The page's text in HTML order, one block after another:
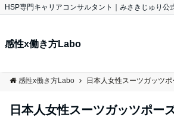
HSP専門キャリアコンサルタント｜みさきじゅり公
感性x働き方Labo
感性x働き方Labo 日本人女性スーツガッツポ
日本人女性スーツガッツポー